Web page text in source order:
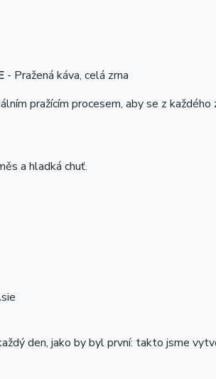
- Pražená káva, celá zrna
pražícím procesem, aby se z
a hladká chuť.
den, jako by byl první: takto jsme